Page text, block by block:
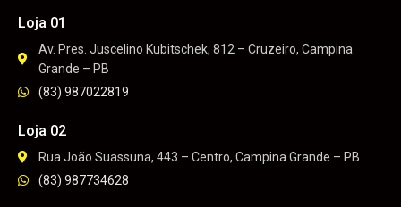
Loja 01
Av. Pres. Juscelino Kubitschek, 812 – Cruzeiro, Campina
Grande – PB
(83) 987022819
Loja 02
Rua João Suassuna, 443 – Centro, Campina Grande – PB
(83) 987734628